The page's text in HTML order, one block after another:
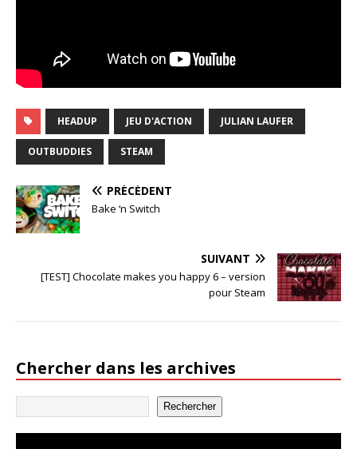
HEADUP JEU D'ACTION JULIAN LAUFER
OUTBUDDIES STEAM
PRÉCÉDENT
Bake ‘n Switch
SUIVANT
[TEST] Chocolate makes you happy 6 – version
pour Steam
Chercher dans les archives
Rechercher